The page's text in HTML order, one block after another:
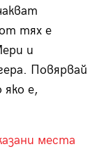
тях е
и
Повярвай
е,
места